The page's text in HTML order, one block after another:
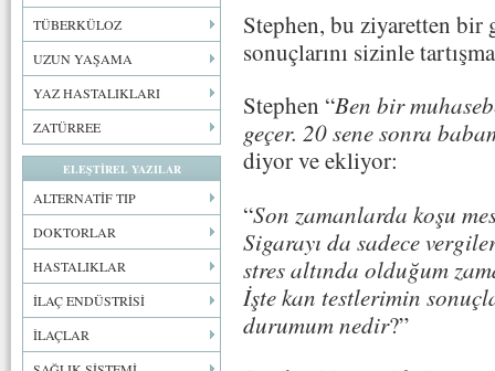
TÜBERKÜLOZ
UZUN YAŞAMA
YAZ HASTALIKLARI
ZATÜRREE
ELEŞTİREL YAZILAR
ALTERNATİF TIP
DOKTORLAR
HASTALIKLAR
İLAÇ ENDÜSTRİSİ
İLAÇLAR
Stephen, bu ziyaretten bir
sonuçlarını sizinle
Stephen “Ben bir
geçer. 20 sene sonra
diyor ve ekliyor:
“Son zamanlarda koşu
Sigarayı da sadece
stres altında olduğum
İşte kan testlerimin
durumum nedir?”